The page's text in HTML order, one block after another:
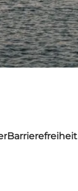
Barrierefreiheit